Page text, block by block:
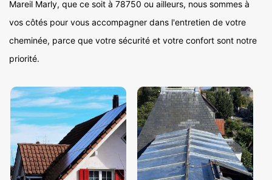
Mareil Marly, que ce soit à 78750 ou ailleurs, nous sommes à
vos côtés pour vous accompagner dans l'entretien de votre
cheminée, parce que votre sécurité et votre confort sont notre
priorité.